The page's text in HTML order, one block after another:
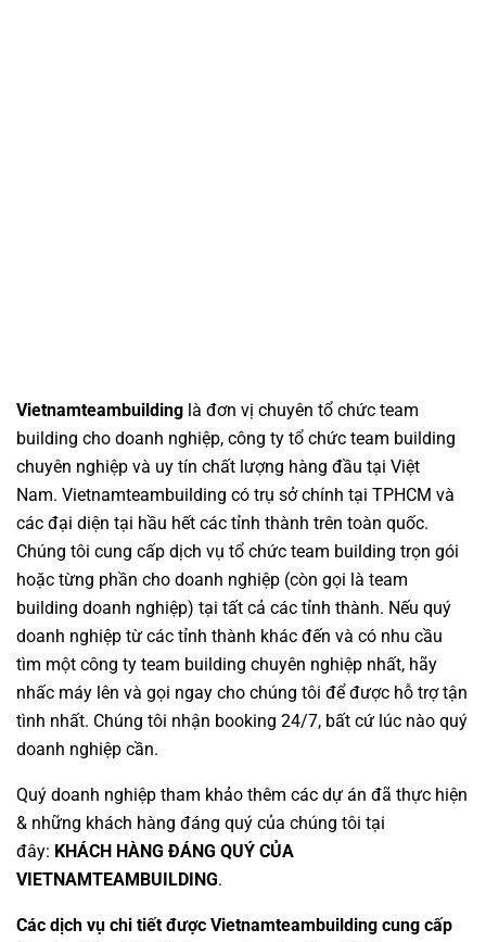
Vietnamteambuilding là đơn vị chuyên tổ chức team
building cho doanh nghiệp, công ty tổ chức team building
chuyên nghiệp và uy tín chất lượng hàng đầu tại Việt
Nam. Vietnamteambuilding có trụ sở chính tại TPHCM và
các đại diện tại hầu hết các tỉnh thành trên toàn quốc.
Chúng tôi cung cấp dịch vụ tổ chức team building trọn gói
hoặc từng phần cho doanh nghiệp (còn gọi là team
building doanh nghiệp) tại tất cả các tỉnh thành. Nếu quý
doanh nghiệp từ các tỉnh thành khác đến và có nhu cầu
tìm một công ty team building chuyên nghiệp nhất, hãy
nhấc máy lên và gọi ngay cho chúng tôi để được hỗ trợ tận
tình nhất. Chúng tôi nhận booking 24/7, bất cứ lúc nào quý
doanh nghiệp cần.
Quý doanh nghiệp tham khảo thêm các dự án đã thực hiện
& những khách hàng đáng quý của chúng tôi tại
đây: KHÁCH HÀNG ĐÁNG QUÝ CỦA
VIETNAMTEAMBUILDING.
Các dịch vụ chi tiết được Vietnamteambuilding cung cấp